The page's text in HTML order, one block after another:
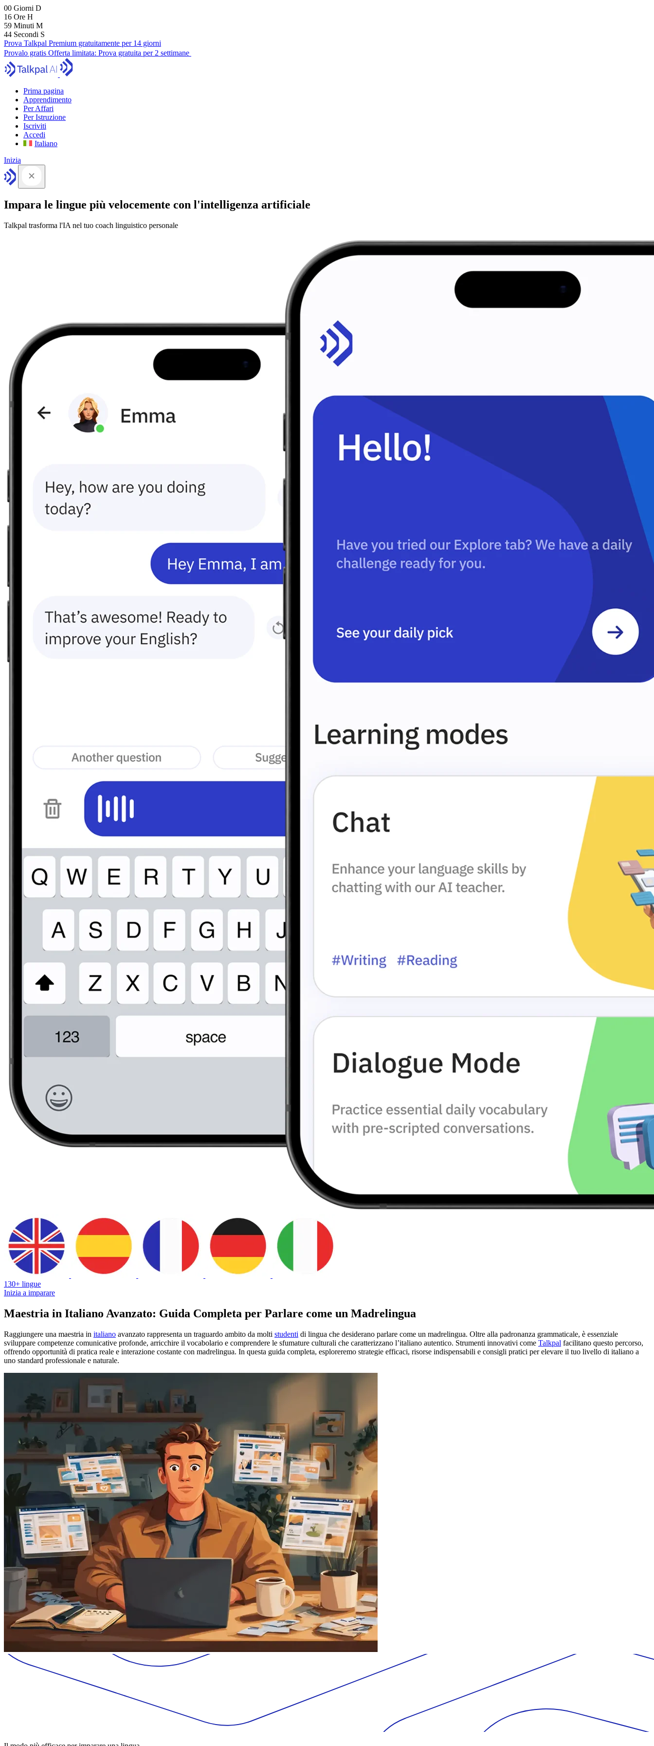
00 Giorni D
16 Ore H
59 Minuti M
43 Secondi S
Prova Talkpal Premium gratuitamente per 14 giorni
Provalo gratis Offerta limitata: Prova gratuita per 2 settimane
Prima pagina
Apprendimento
Per Affari
Per Istruzione
Iscriviti
Accedi
Italiano
Inizia
Impara le lingue più velocemente con l'intelligenza artificiale
Talkpal trasforma l'IA nel tuo coach linguistico personale
130+ lingue
Inizia a imparare
Maestria in Italiano Avanzato: Guida Completa per Parlare come un Madrelingua
Raggiungere una maestria in italiano avanzato rappresenta un traguardo ambito da molti studenti di lingua che desiderano parlare come un madrelingua. Oltre alla padronanza grammaticale, è essenziale
sviluppare competenze comunicative profonde, arricchire il vocabolario e comprendere le sfumature culturali che caratterizzano l’italiano autentico. Strumenti innovativi come Talkpal facilitano questo percorso,
offrendo opportunità di pratica reale e interazione costante con madrelingua. In questa guida completa, esploreremo strategie efficaci, risorse indispensabili e consigli pratici per elevare il tuo livello di italiano a
uno standard professionale e naturale.